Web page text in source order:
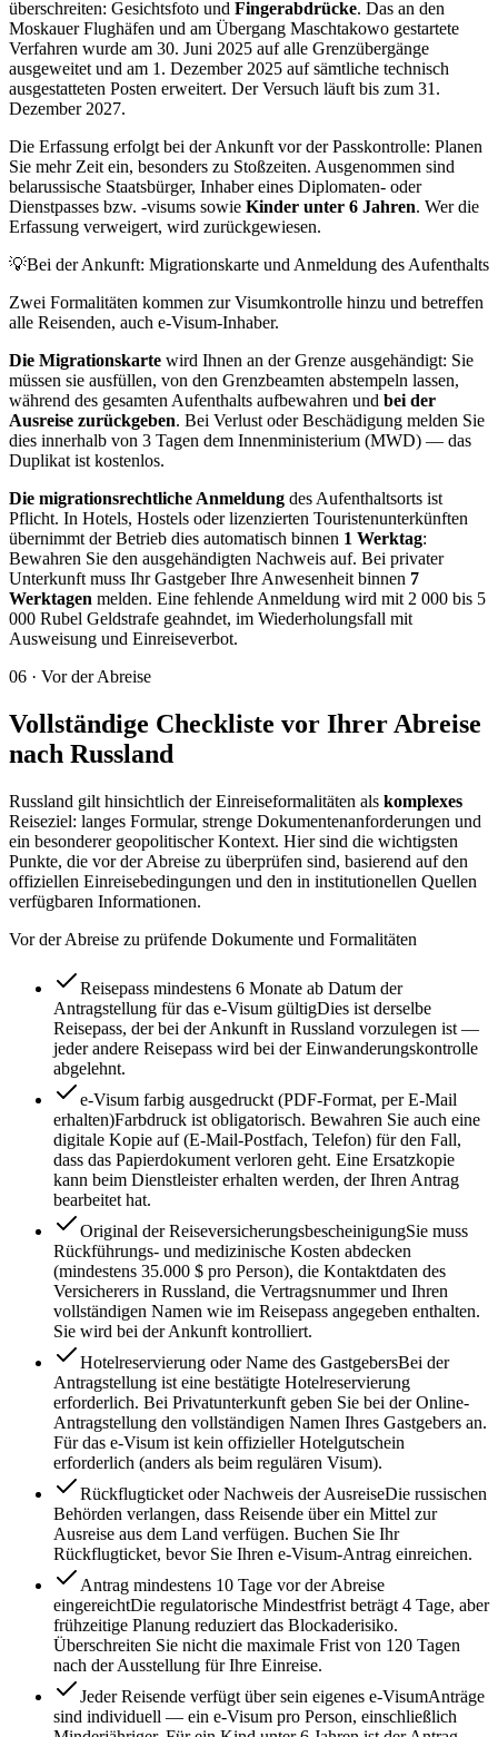
überschreiten: Gesichtsfoto und Fingerabdrücke. Das an den
Moskauer Flughäfen und am Übergang Maschtakowo gestartete
Verfahren wurde am 30. Juni 2025 auf alle Grenzübergänge
ausgeweitet und am 1. Dezember 2025 auf sämtliche technisch
ausgestatteten Posten erweitert. Der Versuch läuft bis zum 31.
Dezember 2027.
Die Erfassung erfolgt bei der Ankunft vor der Passkontrolle: Planen
Sie mehr Zeit ein, besonders zu Stoßzeiten. Ausgenommen sind
belarussische Staatsbürger, Inhaber eines Diplomaten- oder
Dienstpasses bzw. -visums sowie Kinder unter 6 Jahren. Wer die
Erfassung verweigert, wird zurückgewiesen.
💡Bei der Ankunft: Migrationskarte und Anmeldung des Aufenthalts
Zwei Formalitäten kommen zur Visumkontrolle hinzu und betreffen
alle Reisenden, auch e-Visum-Inhaber.
Die Migrationskarte wird Ihnen an der Grenze ausgehändigt: Sie
müssen sie ausfüllen, von den Grenzbeamten abstempeln lassen,
während des gesamten Aufenthalts aufbewahren und bei der
Ausreise zurückgeben. Bei Verlust oder Beschädigung melden Sie
dies innerhalb von 3 Tagen dem Innenministerium (MWD) — das
Duplikat ist kostenlos.
Die migrationsrechtliche Anmeldung des Aufenthaltsorts ist
Pflicht. In Hotels, Hostels oder lizenzierten Touristenunterkünften
übernimmt der Betrieb dies automatisch binnen 1 Werktag:
Bewahren Sie den ausgehändigten Nachweis auf. Bei privater
Unterkunft muss Ihr Gastgeber Ihre Anwesenheit binnen 7
Werktagen melden. Eine fehlende Anmeldung wird mit 2 000 bis 5
000 Rubel Geldstrafe geahndet, im Wiederholungsfall mit
Ausweisung und Einreiseverbot.
06 · Vor der Abreise
Vollständige Checkliste vor Ihrer Abreise
nach Russland
Russland gilt hinsichtlich der Einreiseformalitäten als komplexes
Reiseziel: langes Formular, strenge Dokumentenanforderungen und
ein besonderer geopolitischer Kontext. Hier sind die wichtigsten
Punkte, die vor der Abreise zu überprüfen sind, basierend auf den
offiziellen Einreisebedingungen und den in institutionellen Quellen
verfügbaren Informationen.
Vor der Abreise zu prüfende Dokumente und Formalitäten
Reisepass mindestens 6 Monate ab Datum der
Antragstellung für das e-Visum gültigDies ist derselbe
Reisepass, der bei der Ankunft in Russland vorzulegen ist —
jeder andere Reisepass wird bei der Einwanderungskontrolle
abgelehnt.
e-Visum farbig ausgedruckt (PDF-Format, per E-Mail
erhalten)Farbdruck ist obligatorisch. Bewahren Sie auch eine
digitale Kopie auf (E-Mail-Postfach, Telefon) für den Fall,
dass das Papierdokument verloren geht. Eine Ersatzkopie
kann beim Dienstleister erhalten werden, der Ihren Antrag
bearbeitet hat.
Original der ReiseversicherungsbescheinigungSie muss
Rückführungs- und medizinische Kosten abdecken
(mindestens 35.000 $ pro Person), die Kontaktdaten des
Versicherers in Russland, die Vertragsnummer und Ihren
vollständigen Namen wie im Reisepass angegeben enthalten.
Sie wird bei der Ankunft kontrolliert.
Hotelreservierung oder Name des GastgebersBei der
Antragstellung ist eine bestätigte Hotelreservierung
erforderlich. Bei Privatunterkunft geben Sie bei der Online-
Antragstellung den vollständigen Namen Ihres Gastgebers an.
Für das e-Visum ist kein offizieller Hotelgutschein
erforderlich (anders als beim regulären Visum).
Rückflugticket oder Nachweis der AusreiseDie russischen
Behörden verlangen, dass Reisende über ein Mittel zur
Ausreise aus dem Land verfügen. Buchen Sie Ihr
Rückflugticket, bevor Sie Ihren e-Visum-Antrag einreichen.
Antrag mindestens 10 Tage vor der Abreise
eingereichtDie regulatorische Mindestfrist beträgt 4 Tage, aber
frühzeitige Planung reduziert das Blockaderisiko.
Überschreiten Sie nicht die maximale Frist von 120 Tagen
nach der Ausstellung für Ihre Einreise.
Jeder Reisende verfügt über sein eigenes e-VisumAnträge
sind individuell — ein e-Visum pro Person, einschließlich